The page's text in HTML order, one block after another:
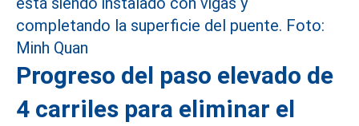
Progreso del paso elevado de
4 carriles para eliminar el